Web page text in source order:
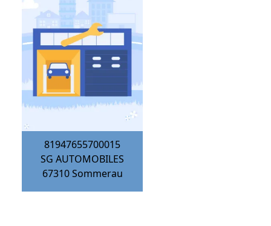
81947655700015
SG AUTOMOBILES
67310 Sommerau